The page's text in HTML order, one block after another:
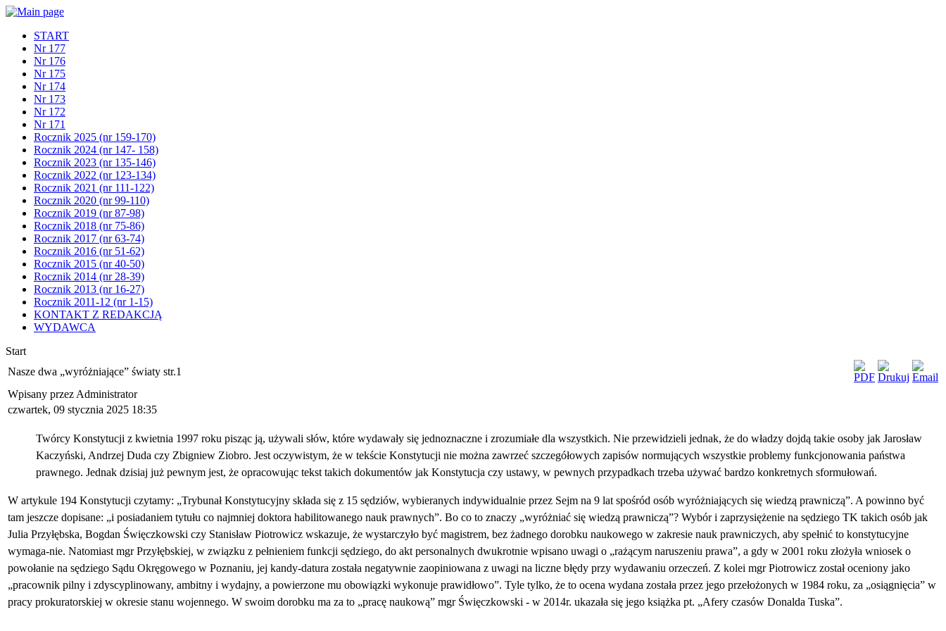
START
Nr 177
Nr 176
Nr 175
Nr 174
Nr 173
Nr 172
Nr 171
Rocznik 2025 (nr 159-170)
Rocznik 2024 (nr 147- 158)
Rocznik 2023 (nr 135-146)
Rocznik 2022 (nr 123-134)
Rocznik 2021 (nr 111-122)
Rocznik 2020 (nr 99-110)
Rocznik 2019 (nr 87-98)
Rocznik 2018 (nr 75-86)
Rocznik 2017 (nr 63-74)
Rocznik 2016 (nr 51-62)
Rocznik 2015 (nr 40-50)
Rocznik 2014 (nr 28-39)
Rocznik 2013 (nr 16-27)
Rocznik 2011-12 (nr 1-15)
KONTAKT Z REDAKCJĄ
WYDAWCA
Start
Nasze dwa „wyróżniające” światy str.1
Wpisany przez Administrator
czwartek, 09 stycznia 2025 18:35
Twórcy Konstytucji z kwietnia 1997 roku pisząc ją, używali słów, które wydawały się jednoznaczne i zrozumiałe dla wszystkich. Nie przewidzieli jednak, że do władzy dojdą takie osoby jak Jarosław
Kaczyński, Andrzej Duda czy Zbigniew Ziobro. Jest oczywistym, że w tekście Konstytucji nie można zawrzeć szczegółowych zapisów normujących wszystkie problemy funkcjonowania państwa
prawnego. Jednak dzisiaj już pewnym jest, że opracowując tekst takich dokumentów jak Konstytucja czy ustawy, w pewnych przypadkach trzeba używać bardzo konkretnych sformułowań.
W artykule 194 Konstytucji czytamy: „Trybunał Konstytucyjny składa się z 15 sędziów, wybieranych indywidualnie przez Sejm na 9 lat spośród osób wyróżniających się wiedzą prawniczą”. A powinno być
tam jeszcze dopisane: „i posiadaniem tytułu co najmniej doktora habilitowanego nauk prawnych”. Bo co to znaczy „wyróżniać się wiedzą prawniczą”? Wybór i zaprzysiężenie na sędziego TK takich osób jak
Julia Przyłębska, Bogdan Święczkowski czy Stanisław Piotrowicz wskazuje, że wystarczyło być magistrem, bez żadnego dorobku naukowego w zakresie nauk prawniczych, aby spełnić to konstytucyjne
wymaga-nie. Natomiast mgr Przyłębskiej, w związku z pełnieniem funkcji sędziego, do akt personalnych dwukrotnie wpisano uwagi o „rażącym naruszeniu prawa”, a gdy w 2001 roku złożyła wniosek o
powołanie na sędziego Sądu Okręgowego w Poznaniu, jej kandy-datura została negatywnie zaopiniowana z uwagi na liczne błędy przy wydawaniu orzeczeń. Z kolei mgr Piotrowicz został oceniony jako
„pracownik pilny i zdyscyplinowany, ambitny i wydajny, a powierzone mu obowiązki wykonuje prawidłowo”. Tyle tylko, że to ocena wydana została przez jego przełożonych w 1984 roku, za „osiągnięcia” w
pracy prokuratorskiej w okresie stanu wojennego. W swoim dorobku ma za to „pracę naukową” mgr Święczkowski - w 2014r. ukazała się jego książka pt. „Afery czasów Donalda Tuska”.